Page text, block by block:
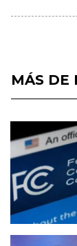
MÁS DE